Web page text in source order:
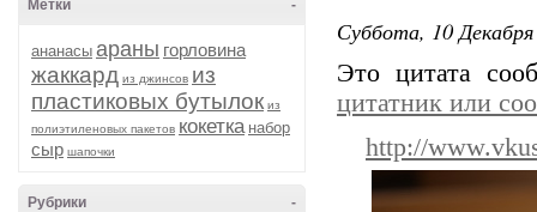
-
Метки
ананасы араны горловина
жаккард из джинсов из
пластиковых бутылок из
полиэтиленовых пакетов кокетка набор
сыр шапочки
-
Рубрики
Суббота, 10
Это цитата
цитатник или
http://